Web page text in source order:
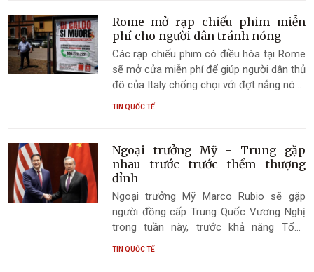
thay thế mới nhất.
Rome mở rạp chiếu phim miễn
phí cho người dân tránh nóng
Các rạp chiếu phim có điều hòa tại Rome
sẽ mở cửa miễn phí để giúp người dân thủ
đô của Italy chống chọi với đợt nắng nóng
gay gắt mùa hè.
TIN QUỐC TẾ
Ngoại trưởng Mỹ - Trung gặp
nhau trước trước thềm thượng
đỉnh
Ngoại trưởng Mỹ Marco Rubio sẽ gặp
người đồng cấp Trung Quốc Vương Nghị
trong tuần này, trước khả năng Tổng
thống Donald Trump và Chủ tịch Trung
TIN QUỐC TẾ